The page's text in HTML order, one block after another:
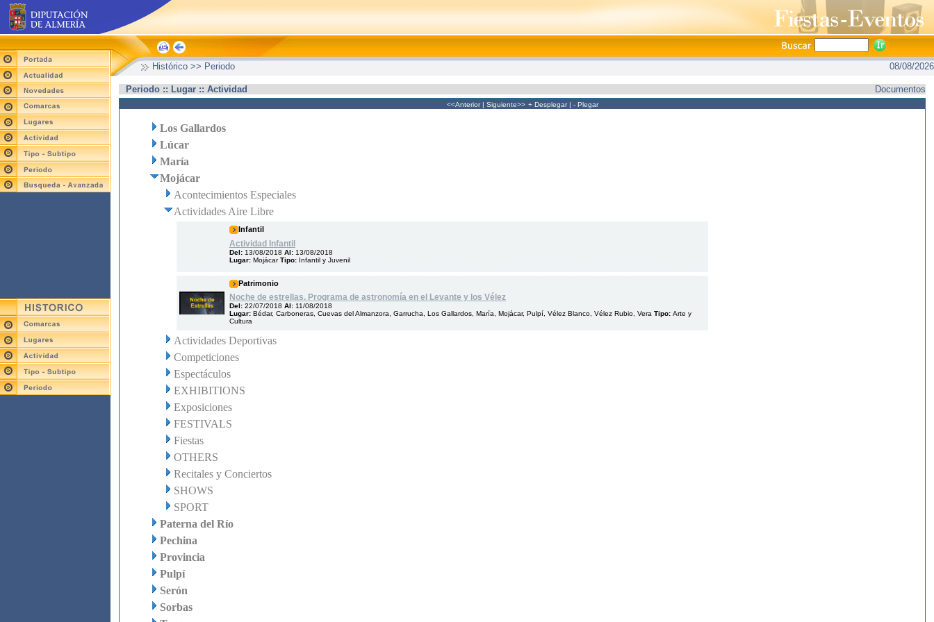
Histórico >> Periodo 08/08/2026
Periodo :: Lugar :: Actividad Documentos
<<Anterior| Siguiente>> + Desplegar| - Plegar
Los Gallardos
Lúcar
María
Mojácar
Acontecimientos Especiales
Actividades Aire Libre
Infantil
Actividad Infantil
Del: 13/08/2018 Al: 13/08/2018
Lugar: MojácarTipo: Infantil y Juvenil
Patrimonio
Noche de estrellas. Programa de astronomía en el Levante y los Vélez
Del: 22/07/2018 Al: 11/08/2018
Lugar: Bédar, Carboneras, Cuevas del Almanzora, Garrucha, Los Gallardos, María, Mojácar, Pulpí, Vélez Blanco, Vélez Rubio, Vera Tipo: Arte y
Cultura
Actividades Deportivas
Competiciones
Espectáculos
EXHIBITIONS
Exposiciones
FESTIVALS
Fiestas
OTHERS
Recitales y Conciertos
SHOWS
SPORT
Paterna del Río
Pechina
Provincia
Pulpí
Serón
Sorbas